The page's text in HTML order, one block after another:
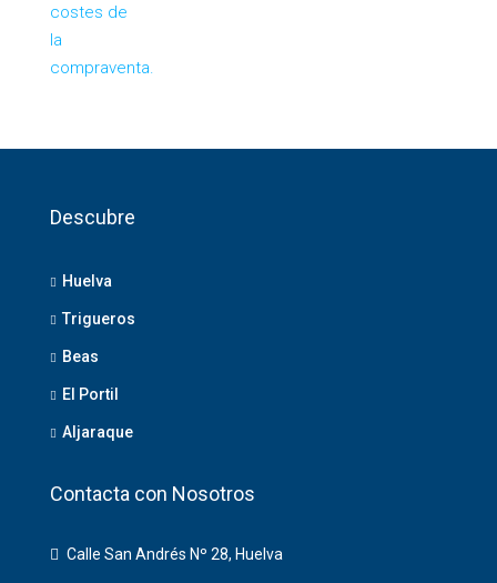
Descubre
Huelva
Trigueros
Beas
El Portil
Aljaraque
Contacta con Nosotros
Calle San Andrés Nº 28, Huelva